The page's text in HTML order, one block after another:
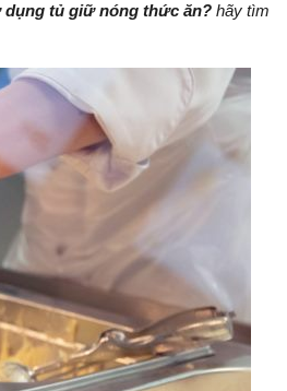
dụng tủ giữ nóng thức ăn? hãy tìm